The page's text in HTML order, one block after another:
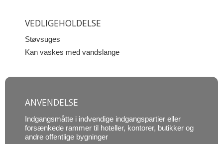
VEDLIGEHOLDELSE
Støvsuges
Kan vaskes med vandslange
ANVENDELSE
Indgangsmåtte i indvendige indgangspartier eller
forsænkede rammer til hoteller, kontorer, butikker og
andre offentlige bygninger